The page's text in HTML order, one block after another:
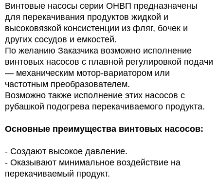
Винтовые насосы серии ОНВП предназначены
для перекачивания продуктов жидкой и
высоковязкой консистенции из фляг, бочек и
других сосудов и емкостей.
По желанию Заказчика возможно исполнение
винтовых насосов с плавной регулировкой подачи
— механическим мотор-вариатором или
частотным преобразователем.
Возможно также исполнение этих насосов с
рубашкой подогрева перекачиваемого продукта.
Основные преимущества винтовых насосов:
- Создают высокое давление.
- Оказывают минимальное воздействие на
перекачиваемый продукт.